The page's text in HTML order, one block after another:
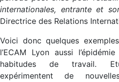
internationales, entrante et
Directrice des Relations
Voici donc quelques
l’ECAM Lyon aussi
habitudes de travail.
expérimentent de